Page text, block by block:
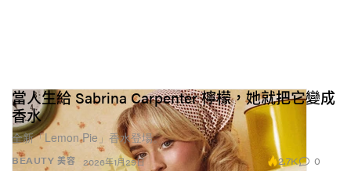
BEAUTY 美容
當人生給 Sabrina Carpenter 檸檬，她就把它變成
香水
全新「Lemon Pie」香水登場。
2026年1月29日 2.7K 0